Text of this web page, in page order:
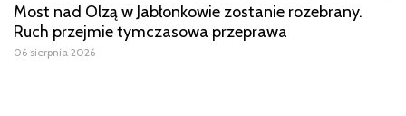
Most nad Olzą w Jabłonkowie zostanie rozebrany.
Ruch przejmie tymczasowa przeprawa
06 sierpnia 2026